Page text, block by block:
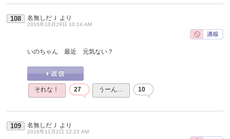
108 名無しだＪ より
2016年10月29日 10:14 AM
いのちゃん 最近 元気ない？
それな！ 27 うーん… 10
109 名無しだＪ より
2016年11月2日 12:23 AM